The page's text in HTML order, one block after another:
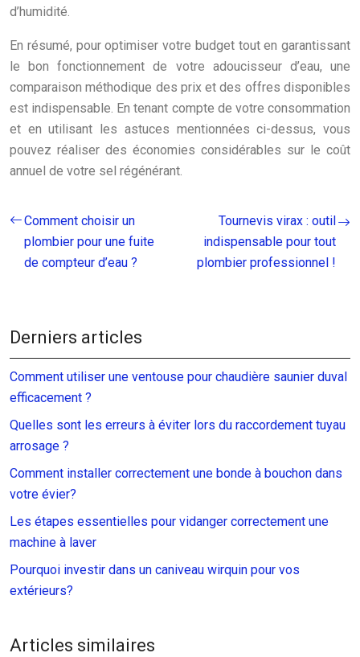
d’humidité.
En résumé, pour optimiser votre budget tout en garantissant
le bon fonctionnement de votre adoucisseur d’eau, une
comparaison méthodique des prix et des offres disponibles
est indispensable. En tenant compte de votre consommation
et en utilisant les astuces mentionnées ci-dessus, vous
pouvez réaliser des économies considérables sur le coût
annuel de votre sel régénérant.
Comment choisir un
plombier pour une fuite
de compteur d’eau ?
Tournevis virax : outil
indispensable pour tout
plombier professionnel !
Derniers articles
Comment utiliser une ventouse pour chaudière saunier duval
efficacement ?
Quelles sont les erreurs à éviter lors du raccordement tuyau
arrosage ?
Comment installer correctement une bonde à bouchon dans
votre évier?
Les étapes essentielles pour vidanger correctement une
machine à laver
Pourquoi investir dans un caniveau wirquin pour vos
extérieurs?
Articles similaires